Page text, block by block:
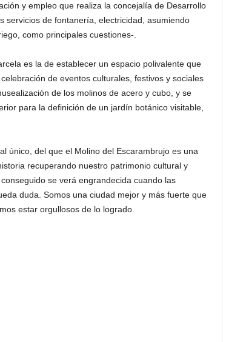
y empleo que realiza la concejalía de Desarrollo
servicios de fontanería, electricidad, asumiendo
como principales cuestiones-.
es la de establecer un espacio polivalente que
de eventos culturales, festivos y sociales
de los molinos de acero y cubo, y se
para la definición de un jardín botánico visitable,
único, del que el Molino del Escarambrujo es una
recuperando nuestro patrimonio cultural y
se verá engrandecida cuando las
duda. Somos una ciudad mejor y más fuerte que
estar orgullosos de lo logrado.